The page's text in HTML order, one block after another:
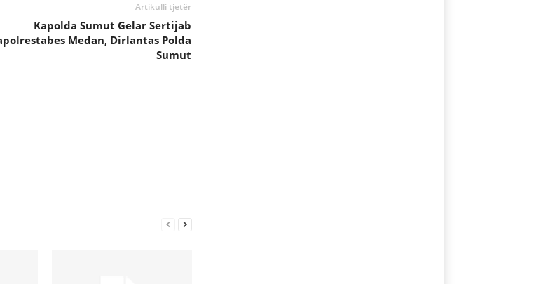
Artikulli tjetër
Kapolda Sumut Gelar Sertijab
Medan, Dirlantas Polda
Sumut